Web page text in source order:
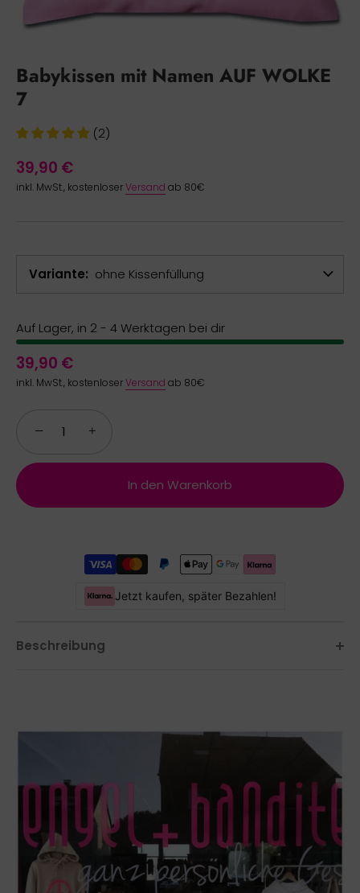
Babykissen mit Namen AUF WOLKE
7
(2)
39,90 €
inkl. MwSt., kostenloserVersand ab 80€
Variante ohne Kissenfüllung
Auf Lager, in 2 - 4 Werktagen bei dir
39,90 €
inkl. MwSt., kostenloserVersand ab 80€
− +
In den Warenkorb
Jetzt kaufen, später Bezahlen!
Beschreibung